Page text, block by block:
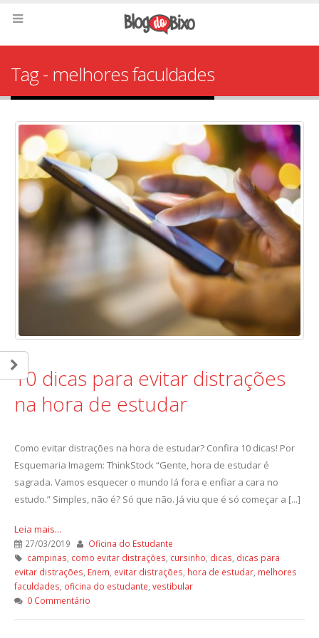
Tag - melhores faculdades
10 dicas para evitar distrações
na hora de estudar
Como evitar distrações na hora de estudar? Confira 10 dicas! Por
Esquemaria Imagem: ThinkStock “Gente, hora de estudar é
sagrada. Vamos esquecer o mundo lá fora e enfiar a cara no
estudo.” Simples, não é? Só que não. Já viu que é só começar a [...]
Leia mais...
27/03/2019
Oficina do Estudante
campinas como evitar distrações cursinho dicas dicas para
evitar distrações Enem evitar distrações hora de estudar melhores
faculdades oficina do estudante vestibular
0 Commentário